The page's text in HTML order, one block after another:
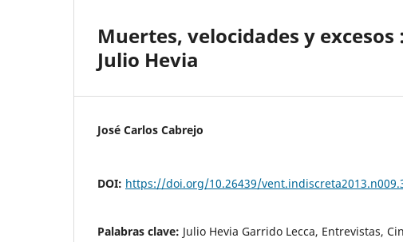
Muertes, velocidades y
Julio Hevia
José Carlos Cabrejo
DOI: https://doi.org/10.26439/
Palabras clave: Julio Hevia Garrido Lecca, Entrevistas,